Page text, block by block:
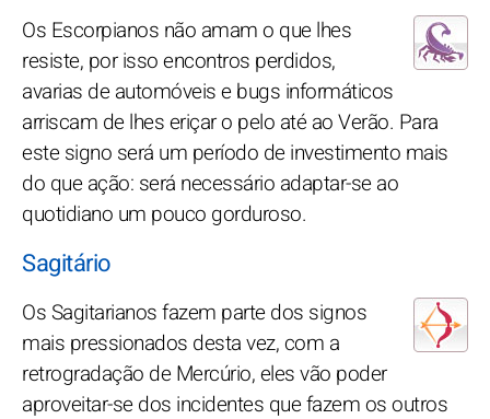
Os Escorpianos não amam o que lhes
resiste, por isso encontros perdidos,
avarias de automóveis e bugs informáticos
arriscam de lhes eriçar o pelo até ao Verão. Para
este signo será um período de investimento mais
do que ação: será necessário adaptar-se ao
quotidiano um pouco gorduroso.
Sagitário
Os Sagitarianos fazem parte dos signos
mais pressionados desta vez, com a
retrogradação de Mercúrio, eles vão poder
aproveitar-se dos incidentes que fazem os outros